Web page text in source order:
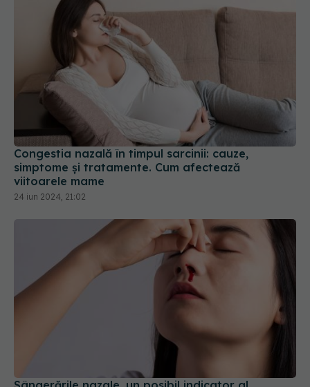
Congestia nazală în timpul sarcinii: cauze,
simptome și tratamente. Cum afectează
viitoarele mame
24 iun 2024, 21:02